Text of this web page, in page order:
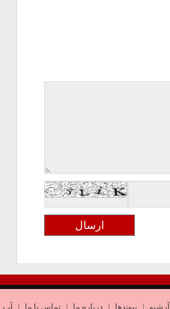
آرشیو | پیوندها | درباره ما | تماس با ما | آب